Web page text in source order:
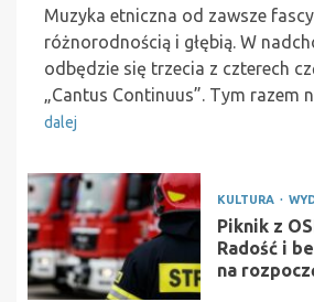
Muzyka etniczna od zawsze
różnorodnością i głębią. W
odbędzie się trzecia z czterech
„Cantus Continuus”. Tym razem
dalej
KULTURA
Piknik z
Radość i
na